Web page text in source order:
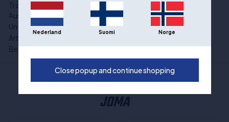
Trainingsgeräte und
Ausrüstung:
Kleidung
Unterkategorie:
Tanktops
Art der Sportart:
Besondere Angebote:
Im Angebot
ANDERE BELIEBTE AUSWAHLEN VON
JOMA
Nederland Suomi Norge
Close popup and continue shopping